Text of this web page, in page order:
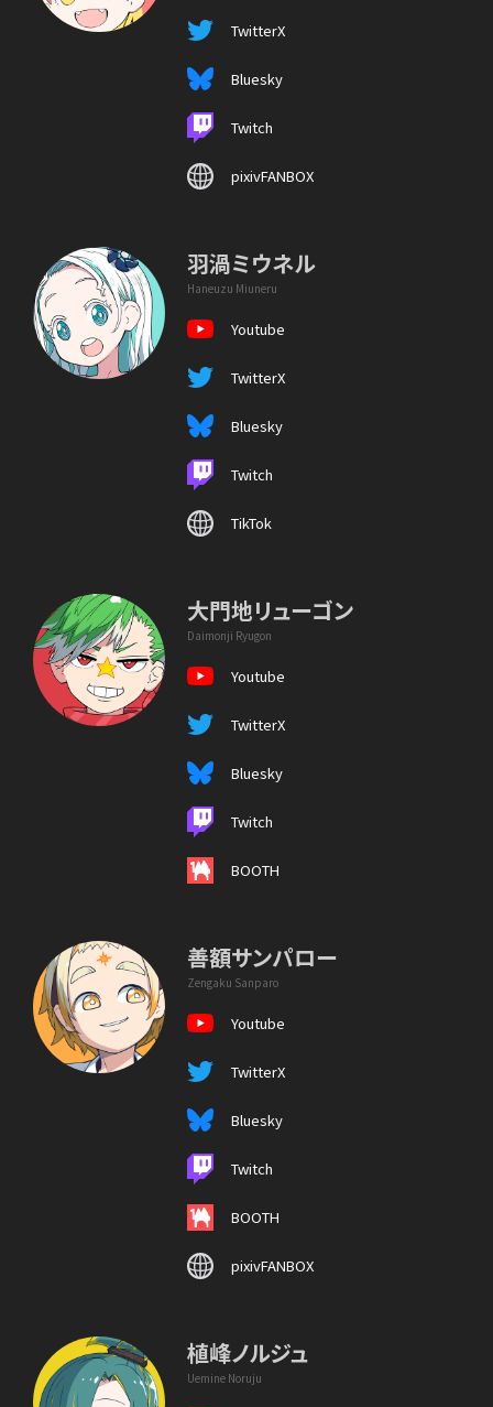
TwitterX
Bluesky
Twitch
pixivFANBOX
羽渦ミウネル
Haneuzu Miuneru
Youtube
TwitterX
Bluesky
Twitch
TikTok
大門地リューゴン
Daimonji Ryugon
Youtube
TwitterX
Bluesky
Twitch
BOOTH
善額サンパロー
Zengaku Sanparo
Youtube
TwitterX
Bluesky
Twitch
BOOTH
pixivFANBOX
植峰ノルジュ
Uemine Noruju